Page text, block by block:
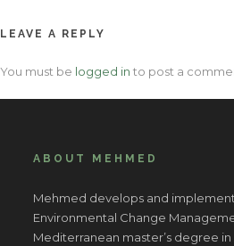
LEAVE A REPLY
You must be logged in to post a
ABOUT MEHMED
Mehmed develops and
Environmental Change
Mediterranean master’s degree